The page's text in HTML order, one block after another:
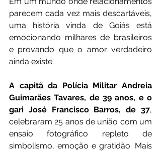
parecem cada vez mais descartáveis,
uma história vinda de Goiás está
emocionando milhares de brasileiros
e provando que o amor verdadeiro
ainda existe.
A capitã da Polícia Militar Andreia
Guimarães Tavares, de 39 anos, e o
gari José Francisco Barros, de 37,
celebraram 25 anos de união com um
ensaio fotográfico repleto de
simbolismo, emoção e gratidão. Mais